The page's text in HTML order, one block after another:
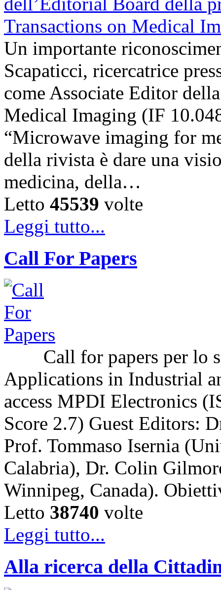
Un importante
Scapaticci, ricercatrice
come Associate Editor
Medical Imaging (IF
“Microwave imaging for
della rivista è dare una
medicina, della…
Letto 45539 volte
Leggi tutto...
Call For Papers
Call for papers per lo
Applications in Industrial
access MPDI Electronics
Score 2.7) Guest Editors:
Prof. Tommaso Isernia
Calabria), Dr. Colin
Winnipeg, Canada).
Letto 38740 volte
Leggi tutto...
Alla ricerca della